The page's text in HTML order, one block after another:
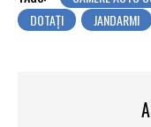
DOTAȚI
JANDARMI